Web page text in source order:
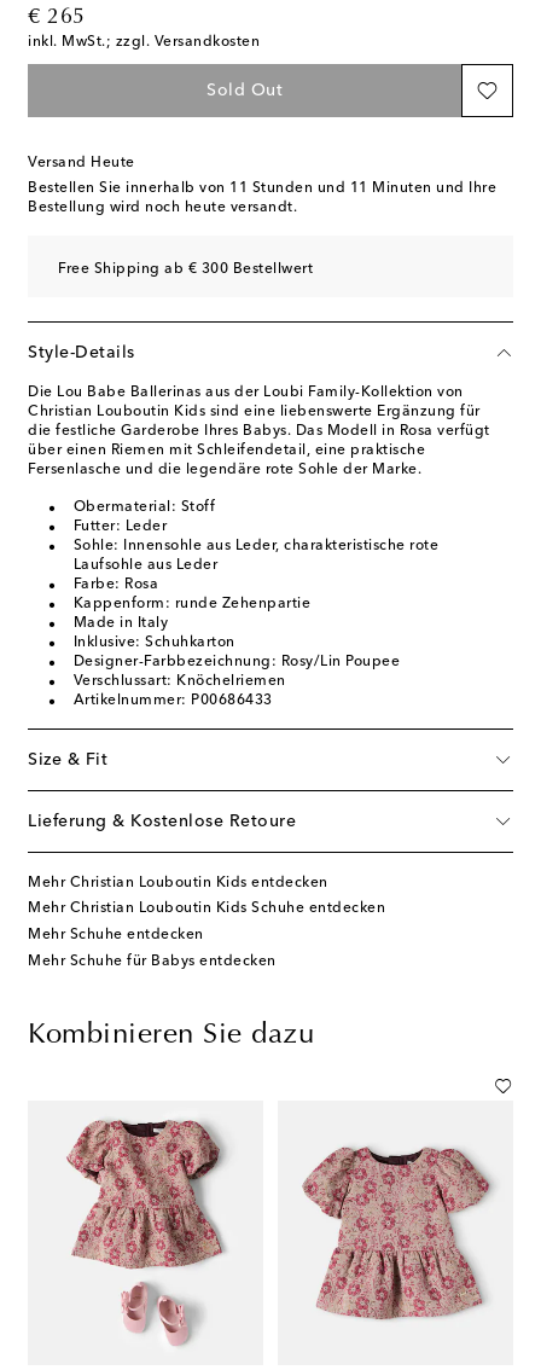
€ 265
original price
inkl. MwSt.; zzgl. Versandkosten
Sold Out
Versand Heute
Bestellen Sie innerhalb von 11 Stunden und 11 Minuten und Ihre
Bestellung wird noch heute versandt.
Free Shipping ab € 300 Bestellwert
Style-Details
Die Lou Babe Ballerinas aus der Loubi Family-Kollektion von
Christian Louboutin Kids sind eine liebenswerte Ergänzung für
die festliche Garderobe Ihres Babys. Das Modell in Rosa verfügt
über einen Riemen mit Schleifendetail, eine praktische
Fersenlasche und die legendäre rote Sohle der Marke.
Obermaterial: Stoff
Futter: Leder
Sohle: Innensohle aus Leder, charakteristische rote
Laufsohle aus Leder
Farbe: Rosa
Kappenform: runde Zehenpartie
Made in Italy
Inklusive: Schuhkarton
Designer-Farbbezeichnung: Rosy/Lin Poupee
Verschlussart: Knöchelriemen
Artikelnummer: P00686433
Size & Fit
Lieferung & Kostenlose Retoure
Mehr Christian Louboutin Kids entdecken
Mehr Christian Louboutin Kids Schuhe entdecken
Mehr Schuhe entdecken
Mehr Schuhe für Babys entdecken
Kombinieren Sie dazu